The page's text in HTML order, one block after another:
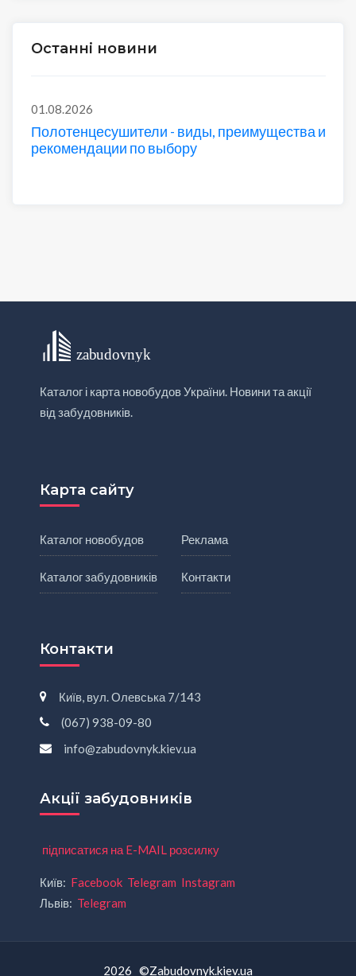
Останні новини
01.08.2026
Полотенцесушители - виды, преимущества и
рекомендации по выбору
Каталог і карта новобудов України. Новини та акції
від забудовників.
Карта сайту
Каталог новобудов
Каталог забудовників
Реклама
Контакти
Контакти
Київ, вул. Олевська 7/143
(067) 938-09-80
info@zabudovnyk.kiev.ua
Акції забудовників
підписатися на E-MAIL розсилку
Київ: Facebook Telegram Instagram
Львів: Telegram
2026 ©Zabudovnyk.kiev.ua